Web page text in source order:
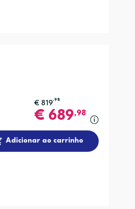
€ 819 ,98
€ 689,98
Adicionar ao carrinho